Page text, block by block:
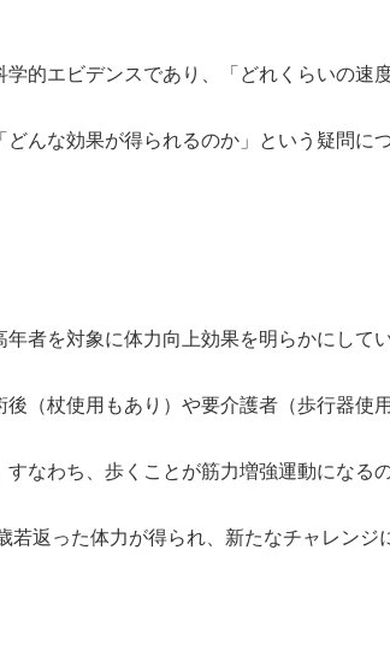
的エビデンスであり、「どれくらいの速
んな効果が得られるのか」という疑問に
者を対象に体力向上効果を明らかにして
（杖使用もあり）や要介護者（歩行器使
なわち、歩くことが筋力増強運動になる
若返った体力が得られ、新たなチャレンジ